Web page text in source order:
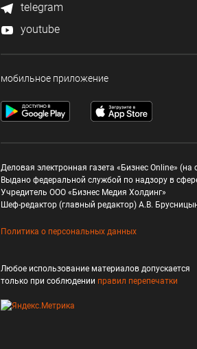
telegram
youtube
мобильное приложение
Деловая электронная газета «Бизнес Online»
Выдано федеральной службой по надзору в
Учредитель ООО «Бизнес Медия Холдинг»
Шеф-редактор (главный редактор) А.В.
Политика о персональных данных
Любое использование материалов допускается
только при соблюдении правил перепечатки